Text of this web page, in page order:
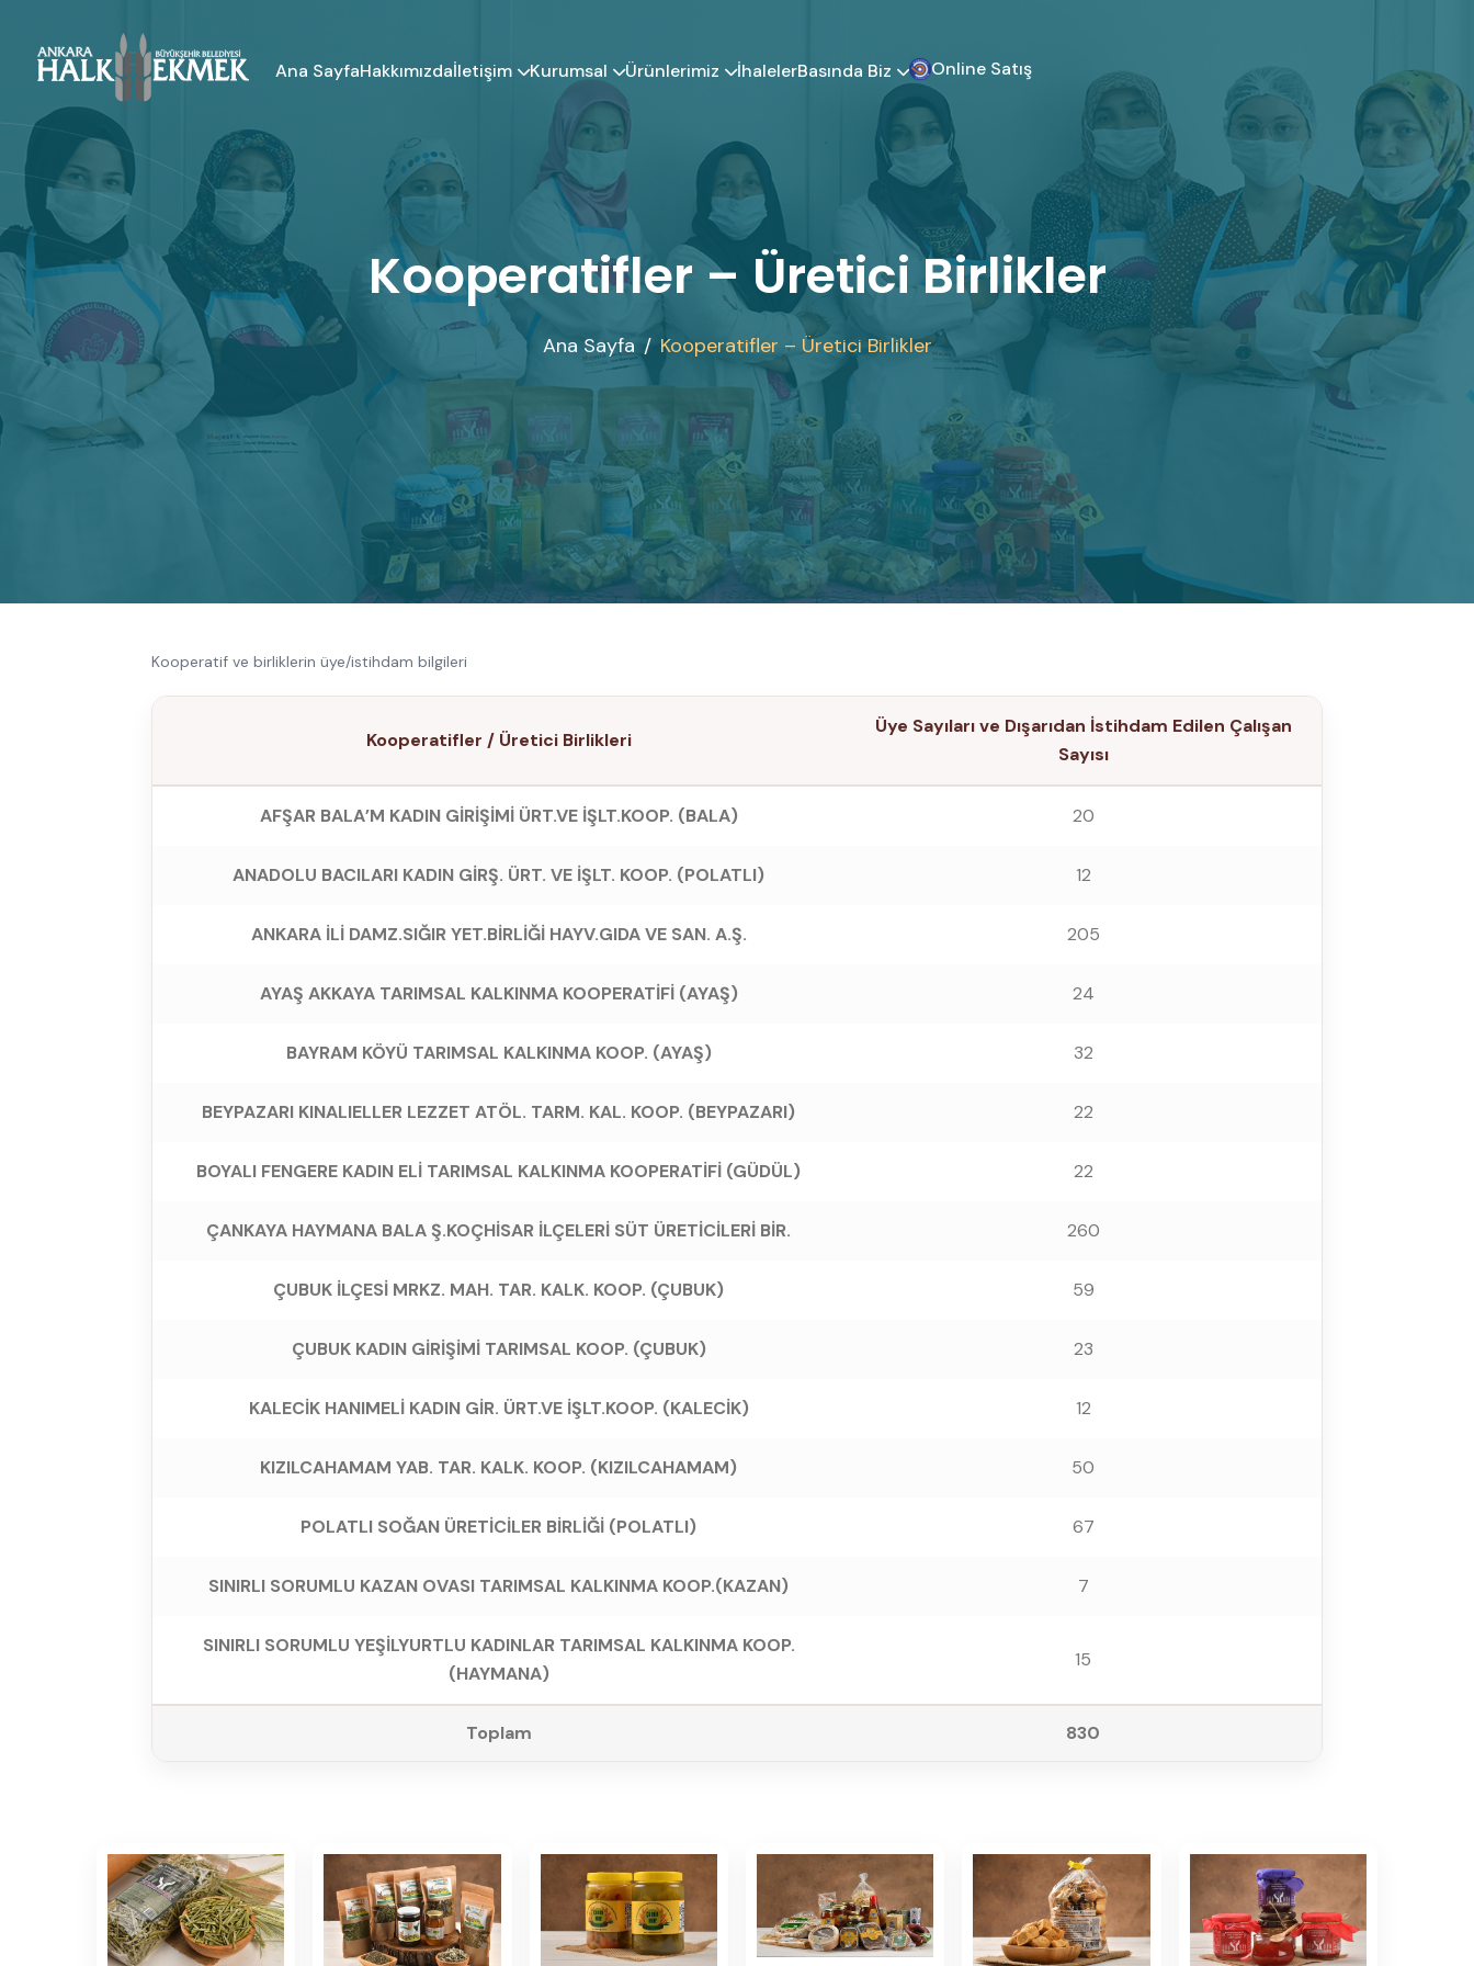
Ana SayfaHakkımızdaİletişim Kurumsal Ürünlerimiz İhalelerBasında Biz Online Satış
Kooperatifler – Üretici Birlikler
Ana Sayfa Kooperatifler – Üretici Birlikler
Kooperatif ve birliklerin üye/istihdam bilgileri
Kooperatifler / Üretici Birlikleri
Üye Sayıları ve Dışarıdan İstihdam Edilen Çalışan
Sayısı
AFŞAR BALA’M KADIN GİRİŞİMİ ÜRT.VE İŞLT.KOOP. (BALA) 20
ANADOLU BACILARI KADIN GİRŞ. ÜRT. VE İŞLT. KOOP. (POLATLI) 12
ANKARA İLİ DAMZ.SIĞIR YET.BİRLİĞİ HAYV.GIDA VE SAN. A.Ş. 205
AYAŞ AKKAYA TARIMSAL KALKINMA KOOPERATİFİ (AYAŞ) 24
BAYRAM KÖYÜ TARIMSAL KALKINMA KOOP. (AYAŞ) 32
BEYPAZARI KINALIELLER LEZZET ATÖL. TARM. KAL. KOOP. (BEYPAZARI) 22
BOYALI FENGERE KADIN ELİ TARIMSAL KALKINMA KOOPERATİFİ (GÜDÜL) 22
ÇANKAYA HAYMANA BALA Ş.KOÇHİSAR İLÇELERİ SÜT ÜRETİCİLERİ BİR. 260
ÇUBUK İLÇESİ MRKZ. MAH. TAR. KALK. KOOP. (ÇUBUK) 59
ÇUBUK KADIN GİRİŞİMİ TARIMSAL KOOP. (ÇUBUK) 23
KALECİK HANIMELİ KADIN GİR. ÜRT.VE İŞLT.KOOP. (KALECİK) 12
KIZILCAHAMAM YAB. TAR. KALK. KOOP. (KIZILCAHAMAM) 50
POLATLI SOĞAN ÜRETİCİLER BİRLİĞİ (POLATLI) 67
SINIRLI SORUMLU KAZAN OVASI TARIMSAL KALKINMA KOOP.(KAZAN) 7
SINIRLI SORUMLU YEŞİLYURTLU KADINLAR TARIMSAL KALKINMA KOOP.
(HAYMANA)
15
Toplam 830